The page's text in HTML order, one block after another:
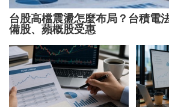
台股高檔震盪怎麼布局？台積電
備股、蘋概股受惠